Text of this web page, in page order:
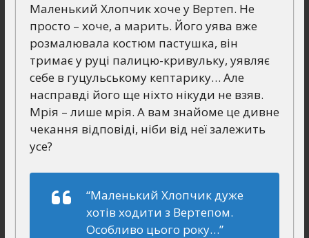
Маленький Хлопчик хоче у Вертеп. Не
просто – хоче, а марить. Його уява вже
розмалювала костюм пастушка, він
тримає у руці палицю-кривульку, уявляє
себе в гуцульському кептарику… Але
насправді його ще ніхто нікуди не взяв.
Мрія – лише мрія. А вам знайоме це дивне
чекання відповіді, ніби від неї залежить
усе?
“Маленький Хлопчик дуже
хотів ходити з Вертепом.
Особливо цього року…”